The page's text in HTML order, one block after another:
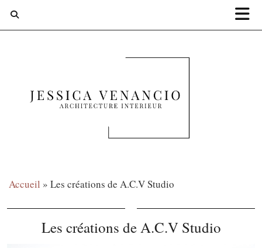
Accueil » Les créations de A.C.V Studio
Les créations de A.C.V Studio